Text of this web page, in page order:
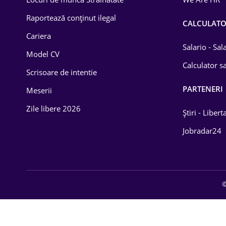
Educație / Training
Energetică
Farma
Raportează conținut ilegal
Cariera
Model CV
Scrisoare de intentie
Meserii
Zile libere 2026
Salario -
Calculator
PARTENERI
Știri -
Jobradar24